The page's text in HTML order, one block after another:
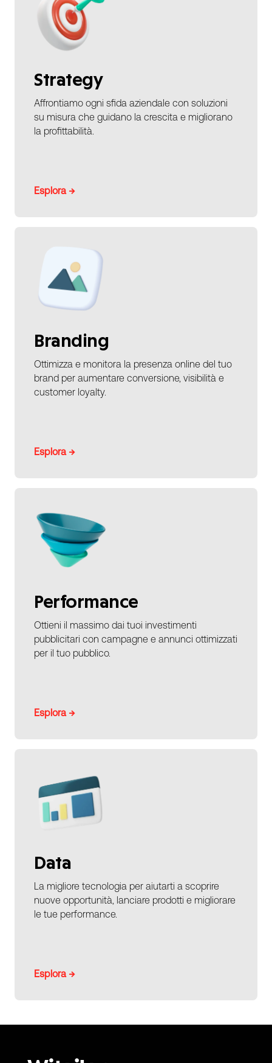
Strategy
Affrontiamo ogni sfida aziendale con soluzioni
su misura che guidano la crescita e migliorano
la profittabilità.
Esplora →
Branding
Ottimizza e monitora la presenza online del tuo
brand per aumentare conversione, visibilità e
customer loyalty.
Esplora →
Performance
Ottieni il massimo dai tuoi investimenti
pubblicitari con campagne e annunci ottimizzati
per il tuo pubblico.
Esplora →
Data
La migliore tecnologia per aiutarti a scoprire
nuove opportunità, lanciare prodotti e migliorare
le tue performance.
Esplora →